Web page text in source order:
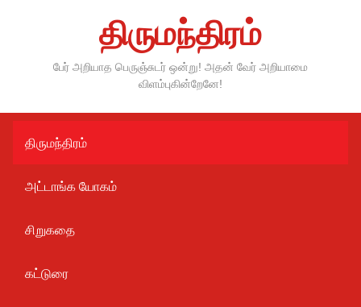
திருமந்திரம்
பேர் அறியாத பெருஞ்சுடர் ஒன்று! அதன் வேர் அறியாமை
விளம்புகின்றேனே!
திருமந்திரம்
அட்டாங்க யோகம்
சிறுகதை
கட்டுரை